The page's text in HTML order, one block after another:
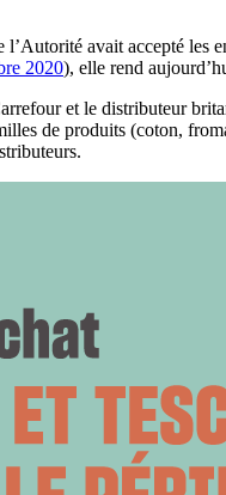
avait accepté les
2020), elle rend
et le distributeur
de produits (coton,